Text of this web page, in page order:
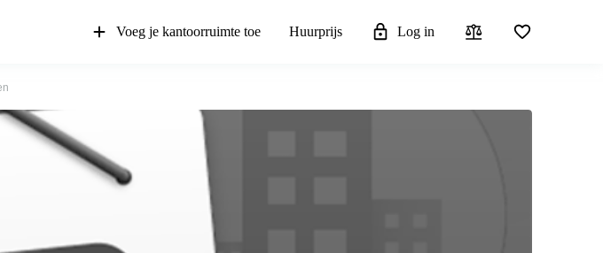
Voeg je kantoorruimte toe Huurprijs Log in